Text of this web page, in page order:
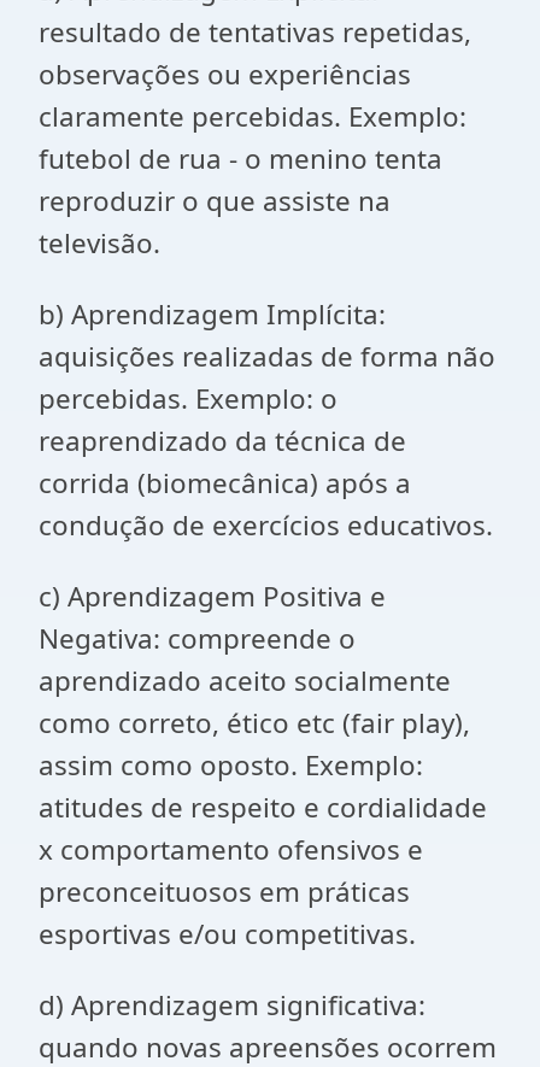
resultado de tentativas repetidas,
observações ou experiências
claramente percebidas. Exemplo:
futebol de rua - o menino tenta
reproduzir o que assiste na
televisão.
b) Aprendizagem Implícita:
aquisições realizadas de forma não
percebidas. Exemplo: o
reaprendizado da técnica de
corrida (biomecânica) após a
condução de exercícios educativos.
c) Aprendizagem Positiva e
Negativa: compreende o
aprendizado aceito socialmente
como correto, ético etc (fair play),
assim como oposto. Exemplo:
atitudes de respeito e cordialidade
x comportamento ofensivos e
preconceituosos em práticas
esportivas e/ou competitivas.
d) Aprendizagem significativa:
quando novas apreensões ocorrem